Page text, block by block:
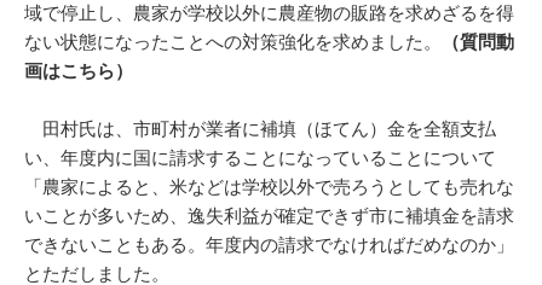
域で停止し、農家が学校以外に農産物の販路を求めざるを得
ない状態になったことへの対策強化を求めました。
（質問動
画はこちら）
田村氏は、市町村が業者に補填（ほてん）金を全額支払
い、年度内に国に請求することになっていることについて
「農家によると、米などは学校以外で売ろうとしても売れな
いことが多いため、逸失利益が確定できず市に補填金を請求
できないこともある。年度内の請求でなければだめなのか」
とただしました。